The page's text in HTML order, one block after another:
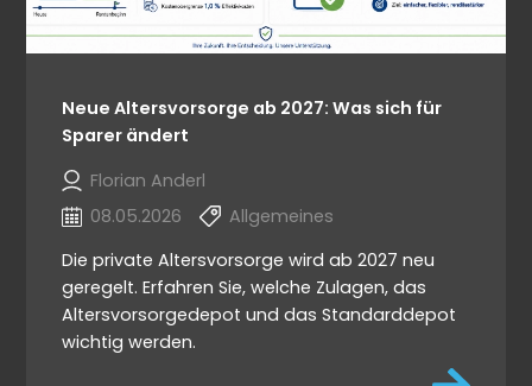
Neue Altersvorsorge ab 2027: Was sich für
Sparer ändert
Florian Anderl
08.05.2026
Allgemeines
Die private Altersvorsorge wird ab 2027 neu
geregelt. Erfahren Sie, welche Zulagen, das
Altersvorsorgedepot und das Standarddepot
wichtig werden.